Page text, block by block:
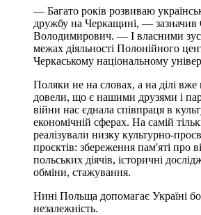
— Багато років розвиваю
дружбу на Черкащині, — зазначив
Володимирович. — І власними
межах діяльності Полонійного
Черкаському національному
Поляки не на словах, а на ділі вже
довели, що є нашими друзями і
війни нас єднала співпраця в
економічній сферах. На самій
реалізували низку культурно-
проєктів: збереження пам'яті про
польських діячів, історичні
обміни, стажування.
Нині Польща допомагає Україні
незалежність.